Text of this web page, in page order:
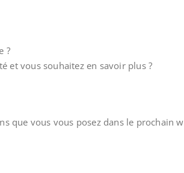
?
et vous souhaitez en savoir plus ?
que vous vous posez dans le prochain